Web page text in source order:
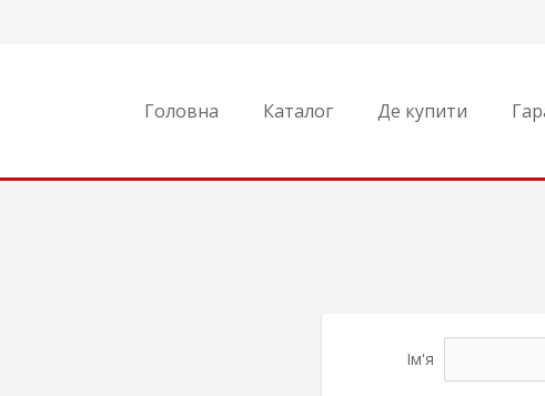
Головна Каталог Де купити
Ім'я